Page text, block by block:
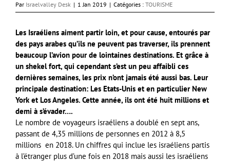
Par Israelvalley Desk | 1 Jan 2019 | Catégories : TOURISME
Les Israéliens aiment partir loin, et pour cause, entourés par
des pays arabes qu’ils ne peuvent pas traverser, ils prennent
beaucoup l’avion pour de lointaines destinations. Et grâce à
un shekel fort, qui cependant s’est un peu affaibli ces
dernières semaines, les prix n’ont jamais été aussi bas. Leur
principale destination: Les Etats-Unis et en particulier New
York et Los Angeles. Cette année, ils ont été huit millions et
demi à s’évader….
Le nombre de voyageurs israéliens a doublé en sept ans,
passant de 4,35 millions de personnes en 2012 à 8,5
millions en 2018. Un chiffres qui inclue les israéliens partis
à l’étranger plus d’une fois en 2018 mais aussi les israéliens